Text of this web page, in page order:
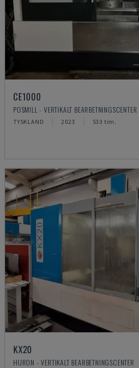
CE1000
POSMILL - VERTIKALT BEARBETNINGSCENTER
TYSKLAND 2023 533 tim.
KX20
HURON - VERTIKALT BEARBETNINGSCENTER